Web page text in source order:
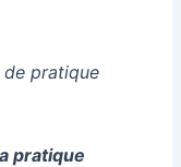
de pratique
pratique